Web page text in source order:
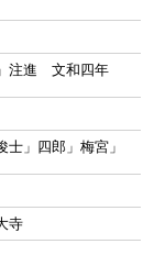
注進 文和四年
」四郎」梅宮」
寺